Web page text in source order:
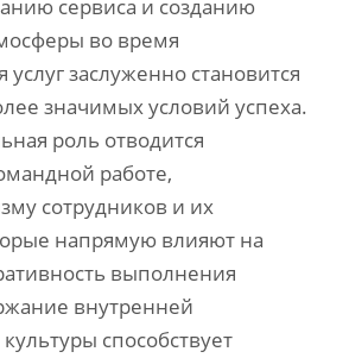
сервиса и созданию
во время
услуг заслуженно становится
значимых условий успеха.
роль отводится
работе‚
сотрудников и их
напрямую влияют на
выполнения
внутренней
способствует